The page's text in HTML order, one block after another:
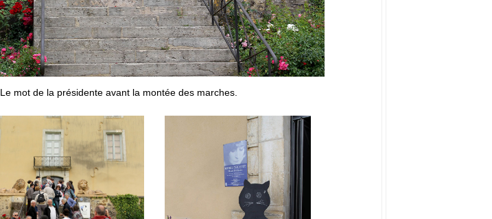
Le mot de la présidente avant la montée des marches.